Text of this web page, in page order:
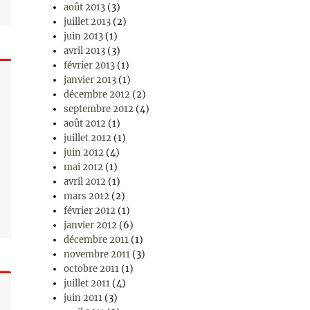
août 2013 (3)
juillet 2013 (2)
juin 2013 (1)
avril 2013 (3)
février 2013 (1)
janvier 2013 (1)
décembre 2012 (2)
septembre 2012 (4)
août 2012 (1)
juillet 2012 (1)
juin 2012 (4)
mai 2012 (1)
avril 2012 (1)
mars 2012 (2)
février 2012 (1)
janvier 2012 (6)
décembre 2011 (1)
novembre 2011 (3)
octobre 2011 (1)
juillet 2011 (4)
juin 2011 (3)